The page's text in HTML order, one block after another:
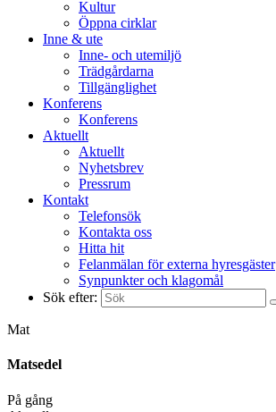
Kultur
Öppna cirklar
Inne & ute
Inne- och utemiljö
Trädgårdarna
Tillgänglighet
Konferens
Konferens
Aktuellt
Aktuellt
Nyhetsbrev
Pressrum
Kontakt
Telefonsök
Kontakta oss
Hitta hit
Felanmälan för externa hyresgäster
Synpunkter och klagomål
Sök efter:
Mat
Matsedel
På gång